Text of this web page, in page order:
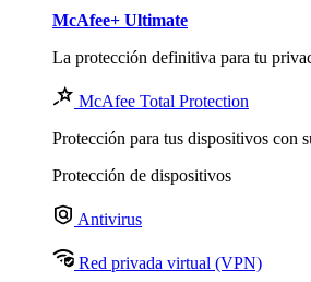
McAfee+ Ultimate
La protección definitiva para tu
McAfee Total Protection
Protección para tus dispositivos con
Protección de dispositivos
Antivirus
Red privada virtual (VPN)